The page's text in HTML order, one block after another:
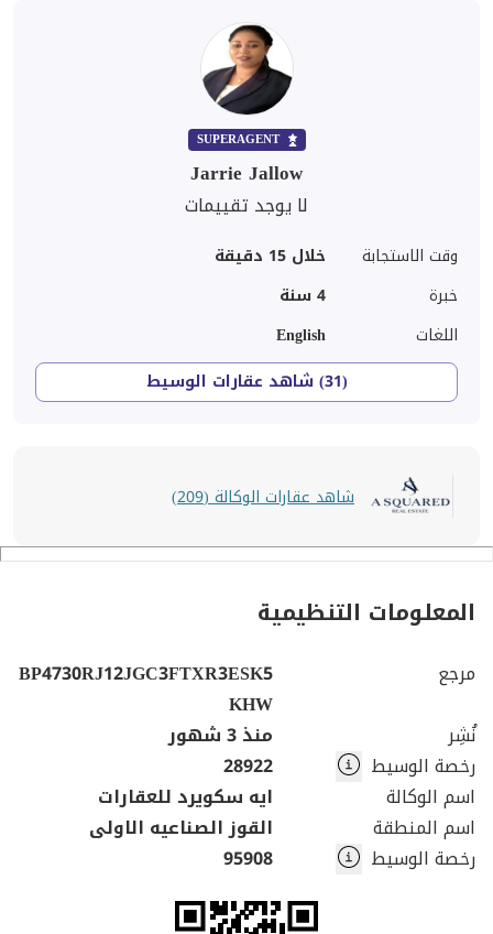
SUPERAGENT
Jarrie Jallow
لا يوجد تقييمات
وقت الاستجابة
خلال 15 دقيقة
خبرة
4 سنة
اللغات
English
(31) شاهد عقارات الوسيط
شاهد عقارات الوكالة (209)
المعلومات التنظيمية
مرجع
BP4730RJ12JGC3FTXR3ESK5
KHW
نُشِر
منذ 3 شهور
رخصة الوسيط
28922
اسم الوكالة
ايه سكويرد للعقارات
اسم المنطقة
القوز الصناعيه الاولى
رخصة الوسيط
95908